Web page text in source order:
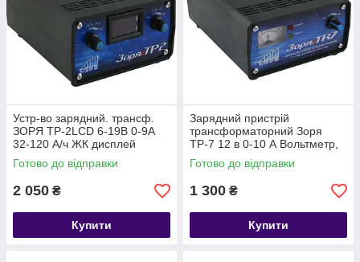
Устр-во зарядний. трансф.
ЗОРЯ ТР-2LCD 6-19В 0-9А
32-120 А/ч ЖК дисплей
Готово до відправки
2 050 ₴
Купити
Зарядний пристрій
трансформаторний Зоря
ТР-7 12 в 0-10 А Вольтметр,
макс 140 A/h
Готово до відправки
1 300 ₴
Купити